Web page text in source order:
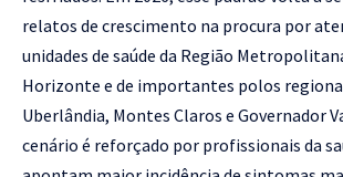
relatos de crescimento na procura por
unidades de saúde da Região
Horizonte e de importantes polos
Uberlândia, Montes Claros e Governador
cenário é reforçado por profissionais da